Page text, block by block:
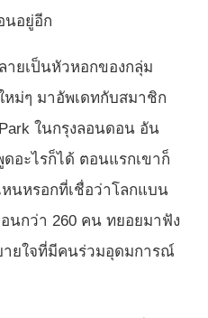
นอยู่อีก
ายเป็นหัวหอกของกลุ่ม
หม่ๆ มาอัพเดทกับสมาชิก
ในกรุงลอนดอน อัน
อะไรก็ได้ ตอนแรกเขาก็
นหรอกที่เชื่อว่าโลกแบน
นกว่า 260 คน ทยอยมาฟัง
ายใจที่มีคนร่วมอุดมการณ์